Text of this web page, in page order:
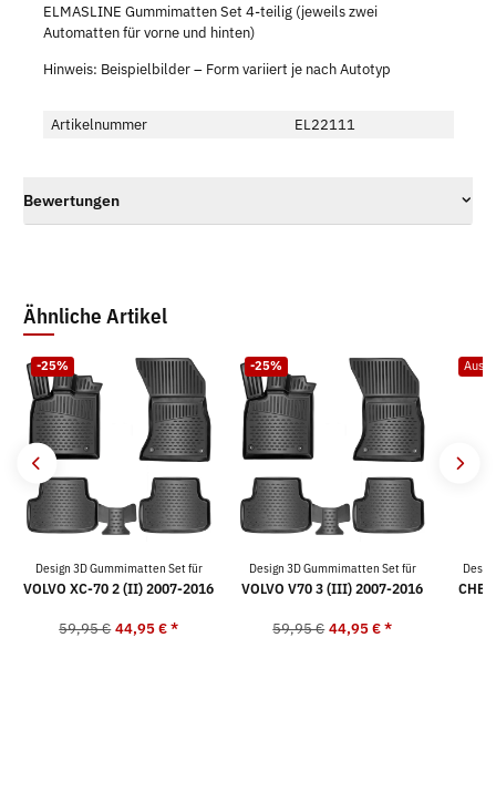
ELMASLINE Gummimatten Set 4-teilig (jeweils zwei
Automatten für vorne und hinten)
Hinweis: Beispielbilder – Form variiert je nach Autotyp
Artikelnummer EL22111
Bewertungen
Ähnliche Artikel
-25%
Design 3D Gummimatten Set für
VOLVO XC-70 2 (II) 2007-2016
59,95 € 44,95 €*
-25%
Design 3D Gummimatten Set für
VOLVO V70 3 (III) 2007-2016
59,95 € 44,95 €*